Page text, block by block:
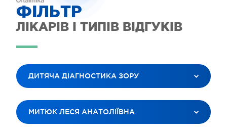
ФІЛЬТР
ЛІКАРІВ І ТИПІВ ВІДГУКІВ
ДИТЯЧА ДІАГНОСТИКА ЗОРУ
ВСІ ПОСЛУГИ
ЛАЗЕРНА КОРЕКЦІЯ ЗОРУ
МИТЮК ЛЕСЯ АНАТОЛІЇВНА